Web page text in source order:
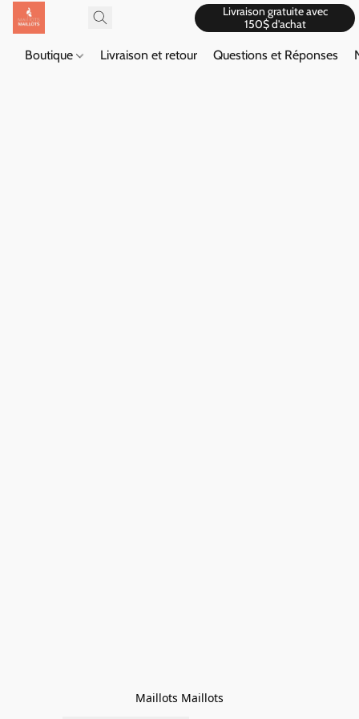
Livraison gratuite avec
150$ d'achat
Boutique Livraison et retour Questions et Réponses
Maillots Maillots